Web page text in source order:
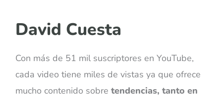
David Cuesta
Con más de 51 mil suscriptores en YouTube,
cada video tiene miles de vistas ya que ofrece
mucho contenido sobretendencias, tanto en